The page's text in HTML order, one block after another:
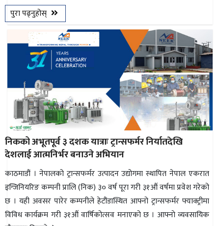
पुरा पढ्नुहोस्
निकको अभूतपूर्व ३ दशक यात्राः ट्रान्सफर्मर निर्यातदेखि
देशलाई आत्मनिर्भर बनाउने अभियान
काठमाडौं । नेपालको ट्रान्सफर्मर उत्पादन उद्योगमा स्थापित नेपाल एकरात
इन्जिनियरिङ कम्पनी प्रालि (निक) ३० वर्ष पूरा गरी ३१औं वर्षमा प्रवेश गरेको
छ । यही अवसर पारेर कम्पनीले हेटौंडास्थित आफ्नो ट्रान्सफर्मर फ्याक्ट्रीमा
विविध कार्यक्रम गरी ३१औं वार्षिकोत्सव मनाएको छ । आफ्नाे व्यवसायिक